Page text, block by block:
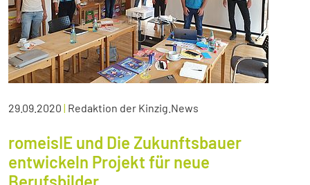
29.09.2020 | Redaktion der Kinzig.News
romeisIE und Die Zukunftsbauer
entwickeln Projekt für neue